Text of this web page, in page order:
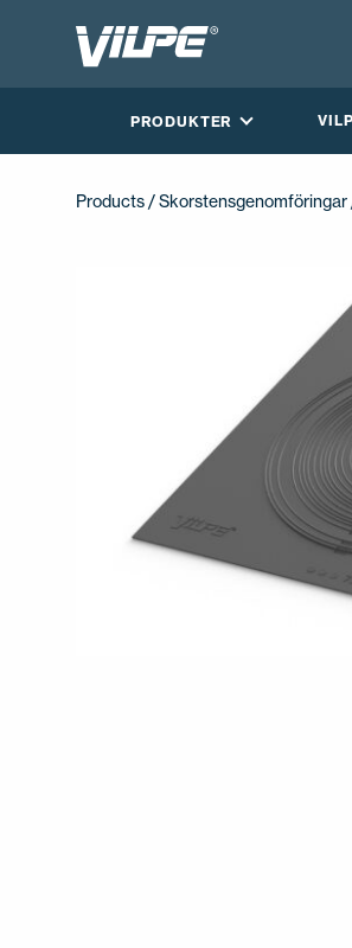
PRODUKTER
KONTAKTA OSS
SV-FI LT
Products /Skorstensgenomföringar